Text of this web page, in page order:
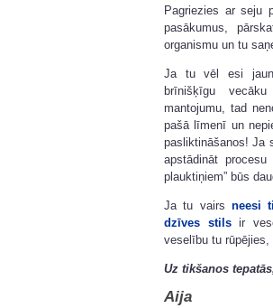
Pagriezies ar seju
pasākumus,
organismu un tu
Ja tu vēl esi
brīnišķīgu
mantojumu, tad
pašā līmenī un
pasliktināšanos! Ja
apstādināt
plauktiņiem” būs
Ja tu vairs neesi
dzīves stilsir
veselību tu
Uz tikšanos
Aija